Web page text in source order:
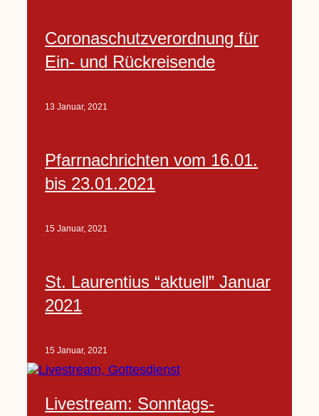
Coronaschutzverordnung für
Ein- und Rückreisende
13 Januar, 2021
Pfarrnachrichten vom 16.01.
bis 23.01.2021
15 Januar, 2021
St. Laurentius “aktuell” Januar
2021
15 Januar, 2021
Livestream: Sonntags-